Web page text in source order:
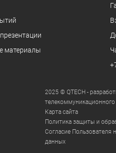
материалы
2025 © QTECH -
Карта сайта
Политика защиты и
Согласие Пользователя
данных